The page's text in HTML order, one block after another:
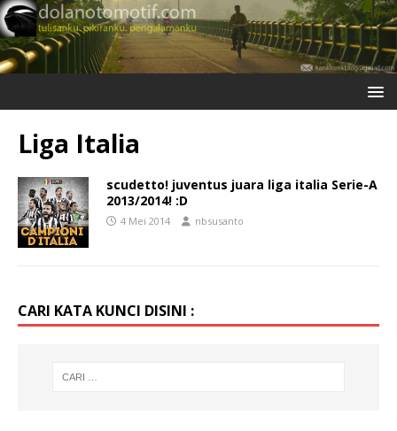
Liga Italia
scudetto! juventus juara liga italia Serie-A
2013/2014! :D
4 Mei 2014 nbsusanto
CARI KATA KUNCI DISINI :